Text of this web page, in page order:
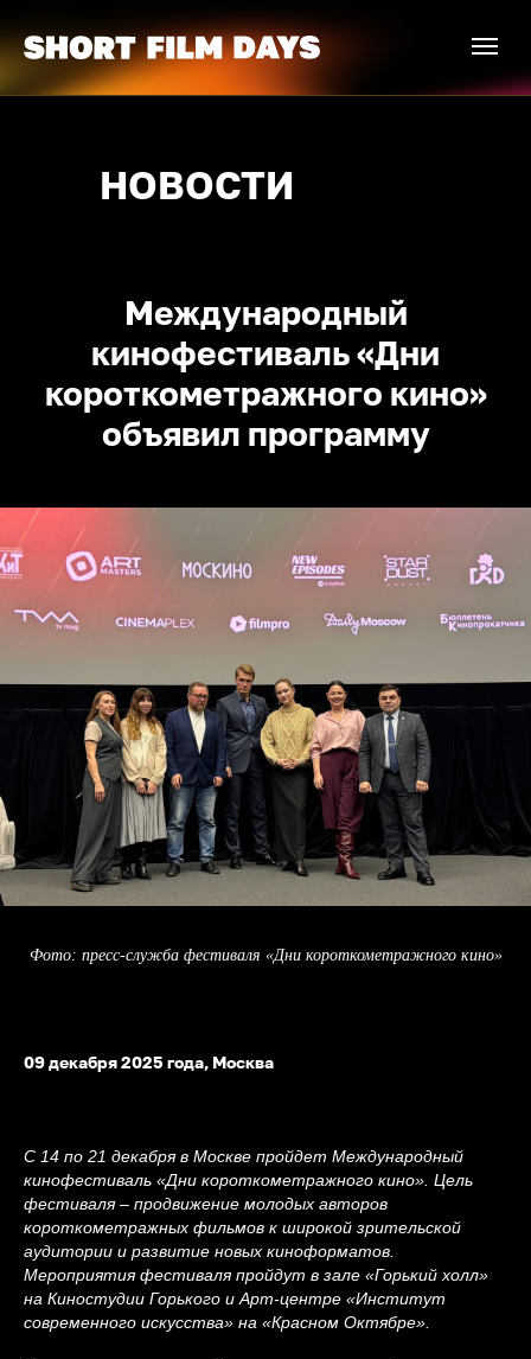
НОВОСТИ
Международный
кинофестиваль «Дни
короткометражного кино»
объявил программу
Фото: пресс-служба фестиваля «Дни короткометражного кино»
09 декабря 2025 года, Москва
С 14 по 21 декабря в Москве пройдет Международный
кинофестиваль «Дни короткометражного кино». Цель
фестиваля – продвижение молодых авторов
короткометражных фильмов к широкой зрительской
аудитории и развитие новых киноформатов.
Мероприятия фестиваля пройдут в зале «Горький холл»
на Киностудии Горького и Арт-центре «Институт
современного искусства» на «Красном Октябре».